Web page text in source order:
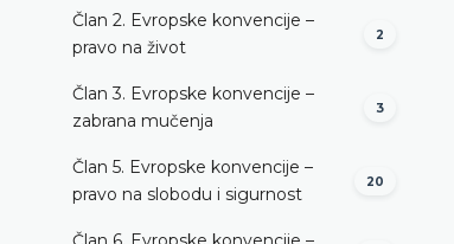
Član 2. Evropske konvencije –
pravo na život
2
Član 3. Evropske konvencije –
zabrana mučenja
3
Član 5. Evropske konvencije –
pravo na slobodu i sigurnost
20